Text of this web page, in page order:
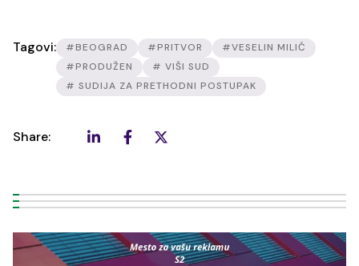
Tagovi: #BEOGRAD #PRITVOR
#VESELIN MILIĆ
#PRODUŽEN
# VIŠI SUD
# SUDIJA ZA PRETHODNI POSTUPAK
Share: